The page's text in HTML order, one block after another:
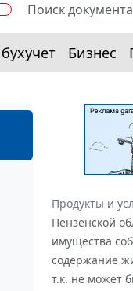
Бизнес
Продукты и
Пензенской
имущества
содержание
т.к. не может